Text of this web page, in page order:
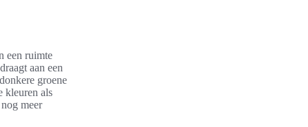
een ruimte
aan een
groene
kleuren als
meer